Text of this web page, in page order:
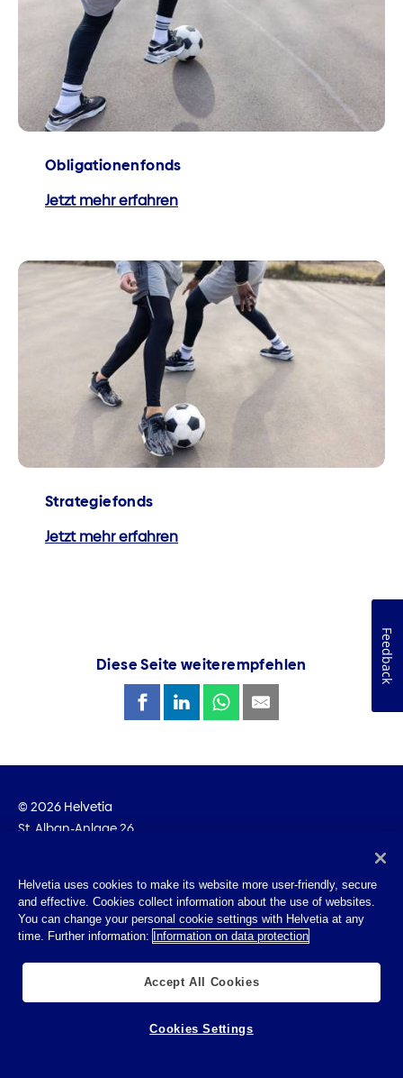
Obligationenfonds
Jetzt mehr erfahren
Strategiefonds
Jetzt mehr erfahren
Diese Seite weiterempfehlen
© 2026 Helvetia
St. Alban-Anlage 26
Impressum
Rechtliche Hinweise
Helvetia uses cookies to make its website more user-friendly, secure
and effective. Cookies collect information about the use of websites.
You can change your personal cookie settings with Helvetia at any
time. Further information: Information on data protection
Accept All Cookies
Cookies Settings
Feedback